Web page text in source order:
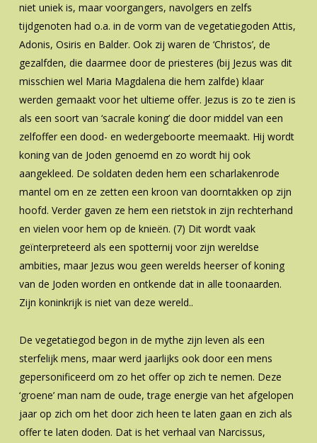
niet uniek is, maar voorgangers, navolgers en zelfs
tijdgenoten had o.a. in de vorm van de vegetatiegoden Attis,
Adonis, Osiris en Balder. Ook zij waren de ‘Christos’, de
gezalfden, die daarmee door de priesteres (bij Jezus was dit
misschien wel Maria Magdalena die hem zalfde) klaar
werden gemaakt voor het ultieme offer. Jezus is zo te zien is
als een soort van ‘sacrale koning’ die door middel van een
zelfoffer een dood- en wedergeboorte meemaakt. Hij wordt
koning van de Joden genoemd en zo wordt hij ook
aangekleed. De soldaten deden hem een scharlakenrode
mantel om en ze zetten een kroon van doorntakken op zijn
hoofd. Verder gaven ze hem een rietstok in zijn rechterhand
en vielen voor hem op de knieën. (7) Dit wordt vaak
geïnterpreteerd als een spotternij voor zijn wereldse
ambities, maar Jezus wou geen werelds heerser of koning
van de Joden worden en ontkende dat in alle toonaarden.
Zijn koninkrijk is niet van deze wereld..
De vegetatiegod begon in de mythe zijn leven als een
sterfelijk mens, maar werd jaarlijks ook door een mens
gepersonificeerd om zo het offer op zich te nemen. Deze
‘groene’ man nam de oude, trage energie van het afgelopen
jaar op zich om het door zich heen te laten gaan en zich als
offer te laten doden. Dat is het verhaal van Narcissus,